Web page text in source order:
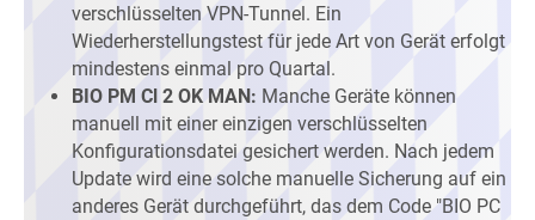
verschlüsselten VPN-Tunnel. Ein
Wiederherstellungstest für jede Art von Gerät erfolgt
mindestens einmal pro Quartal.
BIO PM Cl 2 OK MAN: Manche Geräte können
manuell mit einer einzigen verschlüsselten
Konfigurationsdatei gesichert werden. Nach jedem
Update wird eine solche manuelle Sicherung auf ein
anderes Gerät durchgeführt, das dem Code "BIO PC